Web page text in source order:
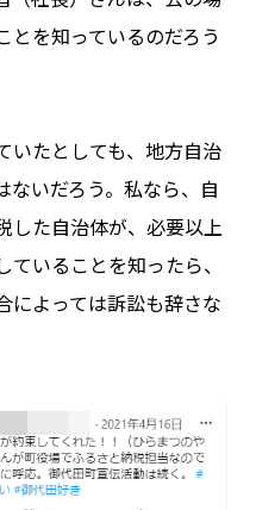
とを知っているのだろう
いたとしても、地方自治
ないだろう。私なら、自
した自治体が、必要以上
いることを知ったら、
によっては訴訟も辞さな